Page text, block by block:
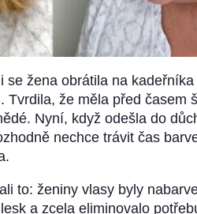
se žena obrátila na
Tvrdila, že měla před časem
Nyní, když odešla do
nechce trávit čas
to: ženiny vlasy byly
a zcela eliminovalo